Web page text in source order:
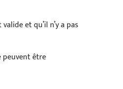
et qu’il n’y a pas
peuvent être